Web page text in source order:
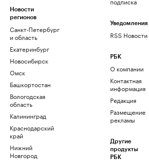
Новости
регионов
Санкт-Петербург
и область
Екатеринбург
Новосибирск
Омск
Башкортостан
Вологодская
область
Калининград
Краснодарский
край
Нижний
Новгород
Уведомления
RSS Новости
РБК
О компании
Контактная
информация
Редакция
Размещение
рекламы
Другие
продукты
РБК